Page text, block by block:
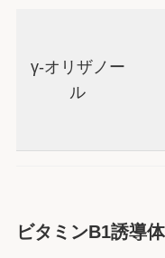
γ-オリザノー
ル
ビタミンB1誘導